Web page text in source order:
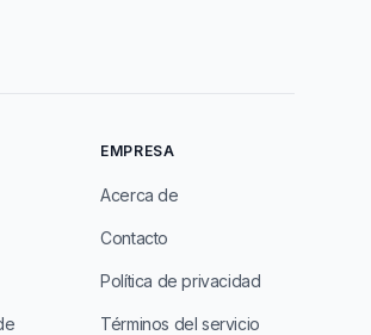
EMPRESA
Acerca de
Contacto
Política de privacidad
Términos del servicio